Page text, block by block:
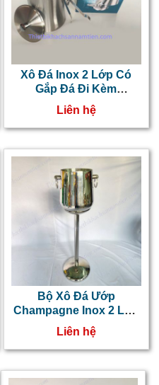
Xô Đá Inox 2 Lớp Có
Gắp Đá Đi Kèm
NT0601019
Liên hệ
Bộ Xô Đá Ướp
Champagne Inox 2 Lớp
Kiểu Anh NT0601017
Liên hệ